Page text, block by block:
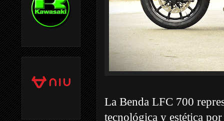
La Benda LFC 700
tecnológica y estética